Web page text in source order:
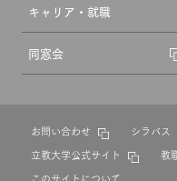
キャリア・就職
同窓会
お問い合わせ
シラバス
立教大学公式サイト
教